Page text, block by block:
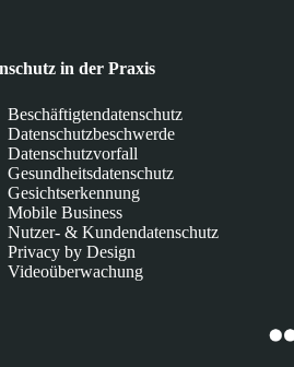
in der Praxis
Beschäftigtendatenschutz
Datenschutzbeschwerde
Datenschutzvorfall
Gesundheitsdatenschutz
Gesichtserkennung
Mobile Business
Nutzer- & Kundendatenschutz
Privacy by Design
Videoüberwachung